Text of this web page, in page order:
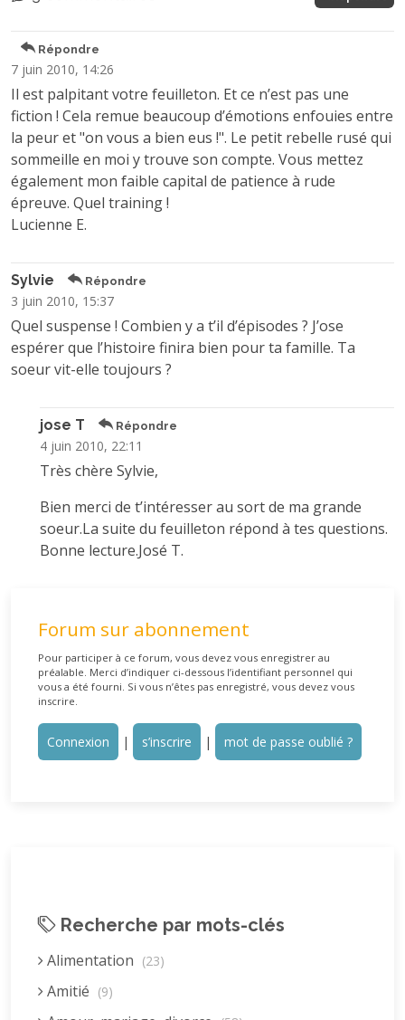
Répondre
7 juin 2010, 14:26
Il est palpitant votre feuilleton. Et ce n’est pas une
fiction ! Cela remue beaucoup d’émotions enfouies entre
la peur et "on vous a bien eus !". Le petit rebelle rusé qui
sommeille en moi y trouve son compte. Vous mettez
également mon faible capital de patience à rude
épreuve. Quel training !
Lucienne E.
Sylvie Répondre
3 juin 2010, 15:37
Quel suspense ! Combien y a t’il d’épisodes ? J’ose
espérer que l’histoire finira bien pour ta famille. Ta
soeur vit-elle toujours ?
jose T Répondre
4 juin 2010, 22:11
Très chère Sylvie,
Bien merci de t’intéresser au sort de ma grande
soeur.La suite du feuilleton répond à tes questions.
Bonne lecture.José T.
Forum sur abonnement
Pour participer à ce forum, vous devez vous enregistrer au
préalable. Merci d’indiquer ci-dessous l’identifiant personnel qui
vous a été fourni. Si vous n’êtes pas enregistré, vous devez vous
inscrire.
Connexion | s’inscrire | mot de passe oublié ?
Recherche par mots-clés
Alimentation (23)
Amitié (9)